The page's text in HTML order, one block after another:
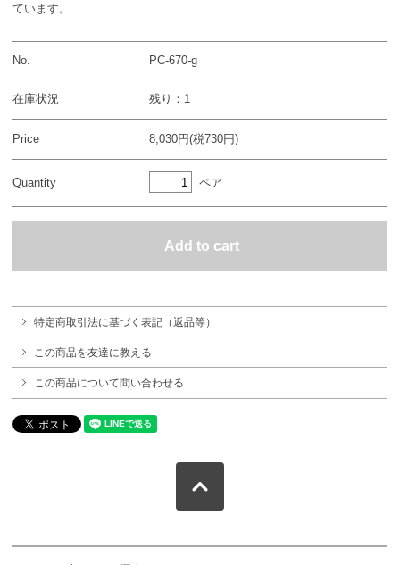
ています。
No. PC-670-g
在庫状況 残り：1
Price 8,030円(税730円)
Quantity ペア
特定商取引法に基づく表記（返品等）
この商品を友達に教える
この商品について問い合わせる